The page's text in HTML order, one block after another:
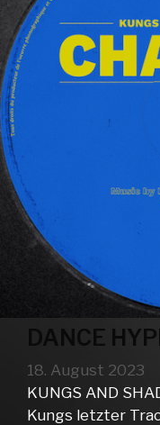
DANCE
18. August 2023
KUNGS AND
Kungs letzter